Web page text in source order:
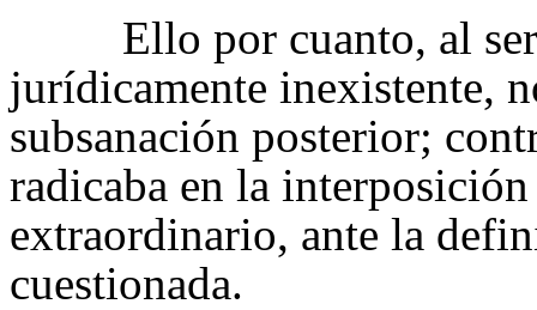
Ello por cuanto, al
jurídicamente inexistente,
subsanación posterior;
radicaba en la
extraordinario, ante la
cuestionada.